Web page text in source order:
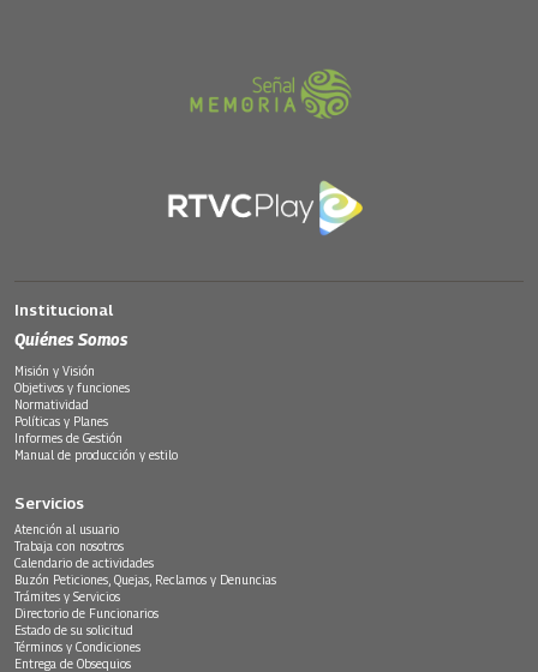
Institucional
Quiénes Somos
Misión y Visión
Objetivos y funciones
Normatividad
Políticas y Planes
Informes de Gestión
Manual de producción y estilo
Servicios
Atención al usuario
Trabaja con nosotros
Calendario de actividades
Buzón Peticiones, Quejas, Reclamos y Denuncias
Trámites y Servicios
Directorio de Funcionarios
Estado de su solicitud
Términos y Condiciones
Entrega de Obsequios